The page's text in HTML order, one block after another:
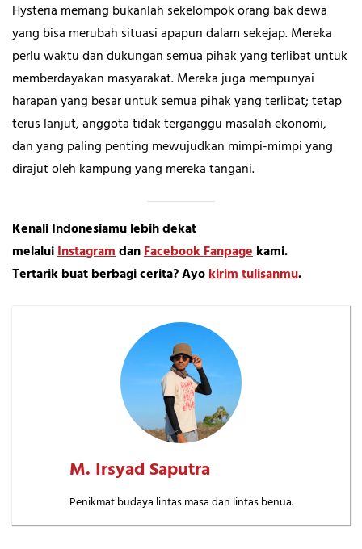
Hysteria memang bukanlah sekelompok orang bak dewa
yang bisa merubah situasi apapun dalam sekejap. Mereka
perlu waktu dan dukungan semua pihak yang terlibat untuk
memberdayakan masyarakat. Mereka juga mempunyai
harapan yang besar untuk semua pihak yang terlibat; tetap
terus lanjut, anggota tidak terganggu masalah ekonomi,
dan yang paling penting mewujudkan mimpi-mimpi yang
dirajut oleh kampung yang mereka tangani.
Kenali Indonesiamu lebih dekat
melaluiInstagramdanFacebook Fanpagekami.
Tertarik buat berbagi cerita? Ayokirim tulisanmu.
M. Irsyad Saputra
Penikmat budaya lintas masa dan lintas benua.